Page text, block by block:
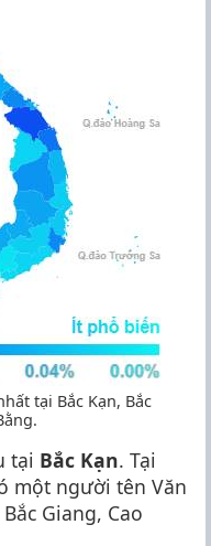
tại Bắc Kạn, Bắc
tại Bắc Kạn. Tại
một người tên Văn
Giang, Cao